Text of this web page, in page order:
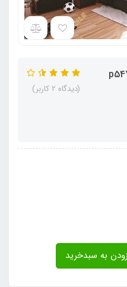
(دیدگاه 2 کاربر)